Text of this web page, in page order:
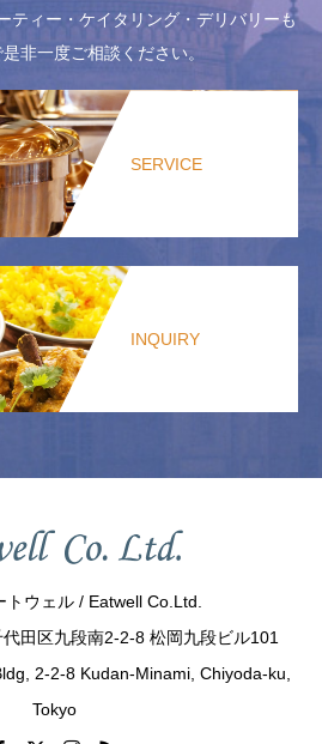
ティー・ケイタリング・デリバリーも
非一度ご相談ください。
SERVICE
INQUIRY
トウェル / Eatwell Co.Ltd.
田区九段南2-2-8 松岡九段ビル101
2-2-8 Kudan-Minami, Chiyoda-ku,
Tokyo